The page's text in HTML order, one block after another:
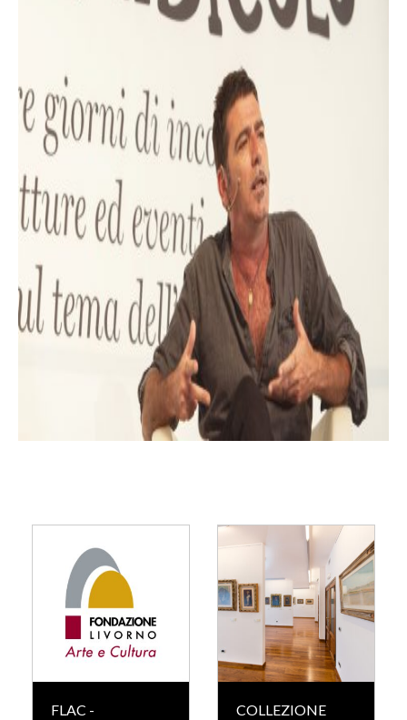
FLAC -
COLLEZIONE